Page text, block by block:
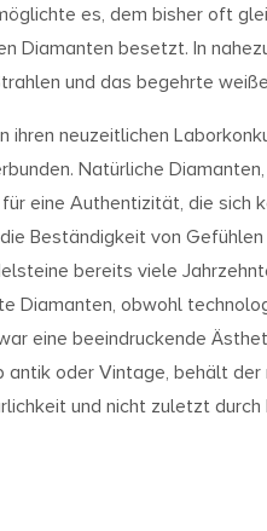
es, dem bisher oft
Diamanten besetzt. In
und das begehrte
neuzeitlichen
Natürliche
eine Authentizität, die sich
Beständigkeit von
bereits viele
Diamanten, obwohl
eine beeindruckende
oder Vintage, behält
und nicht zuletzt